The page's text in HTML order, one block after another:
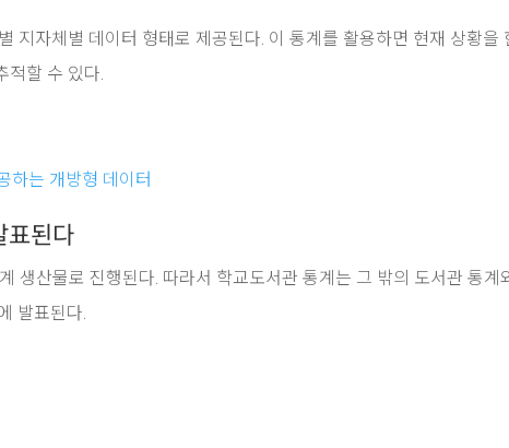
지자체별 데이터 형태로 제공된다. 이 통계를 활용하면 현재 상황을
적할 수 있다.
하는 개방형 데이터
표된다
생산물로 진행된다. 따라서 학교도서관 통계는 그 밖의 도서관 통계
발표된다.